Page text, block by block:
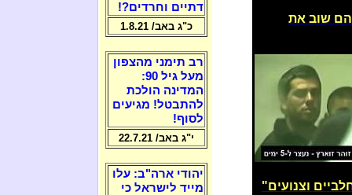
שוב את
וצנועים"
דתיים וחרדים?!
כ"ג באב/ 1.8.21
רב תימני מהצפון
מעל גיל 90:
המדינה הולכת
להתבטל! מגיעים
לסוף!
י"ג באב/ 22.7.21
יהודי ארה"ב: עלו
מייד לישראל כי